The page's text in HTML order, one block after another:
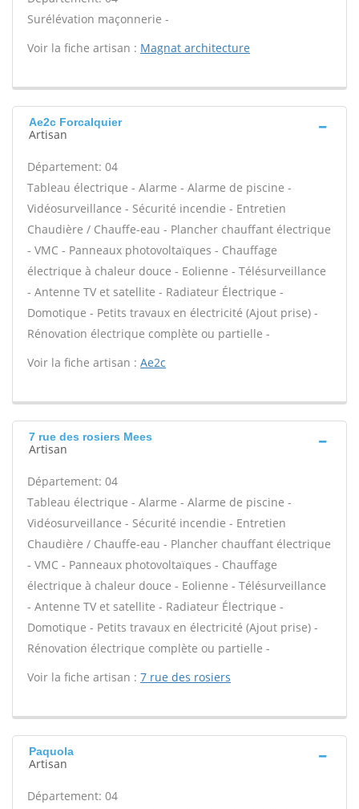
Surélévation maçonnerie -
Voir la fiche artisan : Magnat architecture
Ae2c Forcalquier
Artisan
Département: 04
Tableau électrique - Alarme - Alarme de piscine -
Vidéosurveillance - Sécurité incendie - Entretien
Chaudière / Chauffe-eau - Plancher chauffant électrique
- VMC - Panneaux photovoltaïques - Chauffage
électrique à chaleur douce - Eolienne - Télésurveillance
- Antenne TV et satellite - Radiateur Électrique -
Domotique - Petits travaux en électricité (Ajout prise) -
Rénovation électrique complète ou partielle -
Voir la fiche artisan : Ae2c
7 rue des rosiers Mees
Artisan
Département: 04
Tableau électrique - Alarme - Alarme de piscine -
Vidéosurveillance - Sécurité incendie - Entretien
Chaudière / Chauffe-eau - Plancher chauffant électrique
- VMC - Panneaux photovoltaïques - Chauffage
électrique à chaleur douce - Eolienne - Télésurveillance
- Antenne TV et satellite - Radiateur Électrique -
Domotique - Petits travaux en électricité (Ajout prise) -
Rénovation électrique complète ou partielle -
Voir la fiche artisan : 7 rue des rosiers
Paquola
Artisan
Département: 04